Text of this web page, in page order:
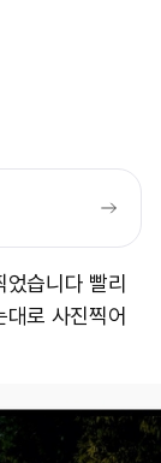
습니다 빨리
로 사진찍어